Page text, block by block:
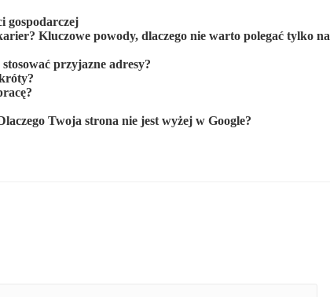
gospodarczej
Kluczowe powody, dlaczego nie warto polegać tylko na
przyjazne adresy?
Twoja strona nie jest wyżej w Google?